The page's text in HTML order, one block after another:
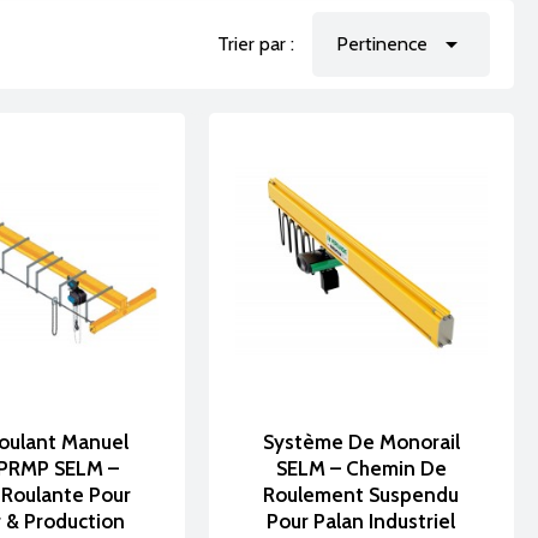
ponts ou systèmes de manutention
trajectoire définie, avec une excellente
Trier par : Pertinence 
Manuel
SELM –
Pour
Production
Système De Monorail
SELM – Chemin De
Roulement Suspendu
Pour Palan Industriel